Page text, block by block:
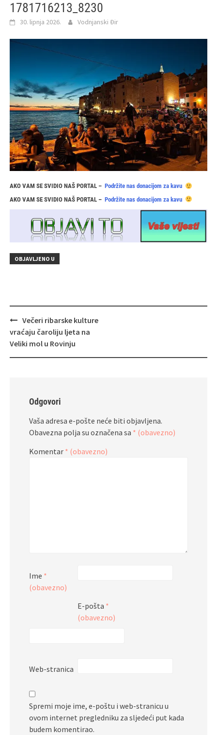
1781716213_8230
30. lipnja 2026. Vodnjanski Đir
AKO VAM SE SVIDIO NAŠ PORTAL – Podržite nas donacijom za kavu
AKO VAM SE SVIDIO NAŠ PORTAL – Podržite nas donacijom za kavu
OBJAVLJENO U
Navigacija
objava
Večeri ribarske kulture
vraćaju čaroliju ljeta na
Veliki mol u Rovinju
Odgovori
Vaša adresa e-pošte neće biti objavljena.
Obavezna polja su označena sa * (obavezno)
Komentar * (obavezno)
Ime *
(obavezno)
E-pošta *
(obavezno)
Web-stranica
Spremi moje ime, e-poštu i web-stranicu u
ovom internet pregledniku za sljedeći put kada
budem komentirao.